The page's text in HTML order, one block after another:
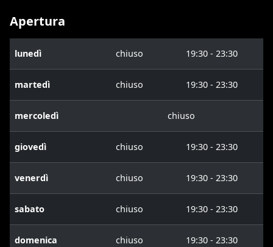
Apertura
lunedì chiuso 19:30 - 23:30
martedì chiuso 19:30 - 23:30
mercoledì chiuso
giovedì chiuso 19:30 - 23:30
venerdì chiuso 19:30 - 23:30
sabato chiuso 19:30 - 23:30
domenica chiuso 19:30 - 23:30